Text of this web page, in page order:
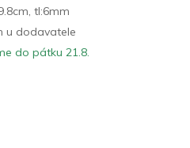
tl:6mm
u dodavatele
do pátku 21.8.